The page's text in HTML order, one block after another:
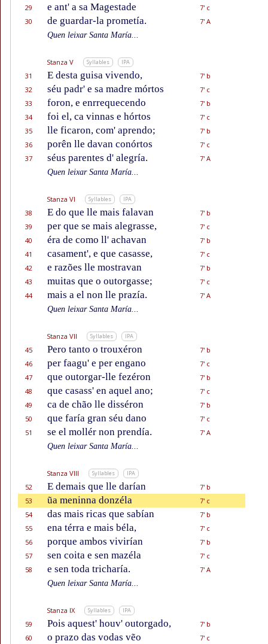
29
e ant' a sa Magestade
7' c
30
de guardar-la prometía.
7' A
Quen leixar Santa María...
Stanza V Syllables IPA
31 E desta guisa vivendo,
7' b
32
séu padr' e sa madre mórtos
7' c
33
foron, e enrrequecendo
7' b
34
foi el, ca vinnas e hórtos
7' c
35
lle ficaron, com' aprendo;
7' b
36
porên lle davan conórtos
7' c
37
séus parentes d' alegría.
7' A
Quen leixar Santa María...
Stanza VI Syllables IPA
38 E do que lle mais falavan
7' b
39
per que se mais alegrasse,
7' c
40
éra de como ll' achavan
7' b
41
casament', e que casasse,
7' c
42
e razões lle mostravan
7' b
43
muitas que o outorgasse;
7' c
44
mais a el non lle prazía.
7' A
Quen leixar Santa María...
Stanza VII Syllables IPA
45 Pero tanto o trouxéron
7' b
46
per faagu' e per engano
7' c
47
que outorgar-lle fezéron
7' b
48
que casass' en aquel ano;
7' c
49
ca de chão lle disséron
7' b
50
que faría gran séu dano
7' c
51
se el mollér non prendía.
7' A
Quen leixar Santa María...
Stanza VIII Syllables IPA
52 E demais que lle darían
7' b
53
ũa meninna donzéla
7' c
54
das mais ricas que sabían
7' b
55
ena térra e mais béla,
7' c
56
porque ambos vivirían
7' b
57
sen coita e sen mazéla
7' c
58
e sen toda tricharía.
7' A
Quen leixar Santa María...
Stanza IX Syllables IPA
59 Pois aquest' houv' outorgado,
7' b
60
o prazo das vodas vẽo
7' c